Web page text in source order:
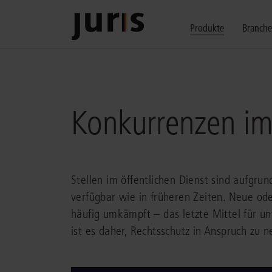
Produkte
Schalten Sie mit unseren flexibel
juris Recht
zu den Produkten
juris Business
zu den Produkten
juris Akademie
zu den Produkten
Erfahren Sie, welche Vorteile die
Fragen zum juris Portal oder zu
Konkurrenzen
Stellen im öffentlichen Dienst sind
verfügbar wie in früheren Zeiten. Neue
häufig umkämpft – das letzte Mittel für
ist es daher, Rechtsschutz in Anspruch zu